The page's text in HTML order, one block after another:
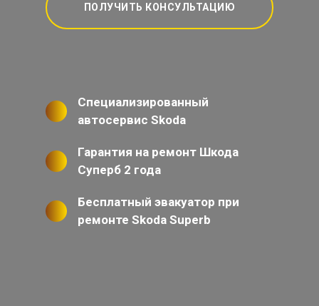
ПОЛУЧИТЬ КОНСУЛЬТАЦИЮ
Специализированный
автосервис Skoda
Гарантия на ремонт Шкода
Суперб 2 года
Бесплатный эвакуатор при
ремонте Skoda Superb